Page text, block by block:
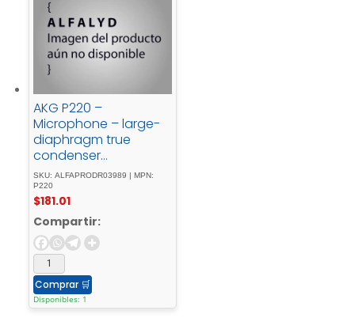
AKG P220 –
Microphone – large-
diaphragm true
condenser
microphone
SKU: ALFAPRODR03989 | MPN:
P220
$181.01
Compartir:
Comprar 🛒
Disponibles: 1